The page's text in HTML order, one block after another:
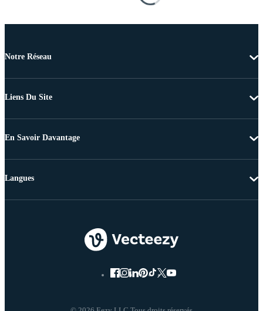
Notre Réseau
Liens Du Site
En Savoir Davantage
Langues